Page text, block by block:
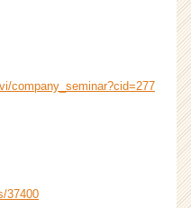
company_seminar?cid=277
37400